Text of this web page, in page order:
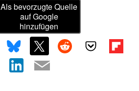
Als bevorzugte Quelle
auf Google
hinzufügen